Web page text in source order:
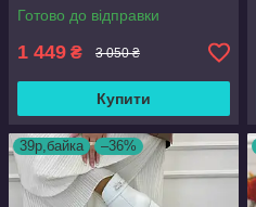
Готово до відправки
1 449 ₴ 3 050 ₴
Купити
39р,байка –36%